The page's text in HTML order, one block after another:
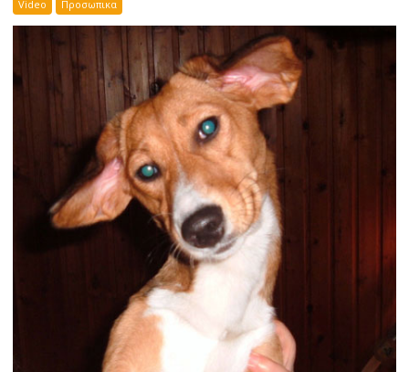
Video Προσωπικα